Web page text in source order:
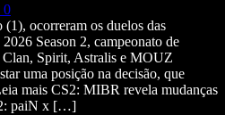
0
(1), ocorreram os duelos das
Season 2, campeonato de
Spirit, Astralis e MOUZ
uma posição na decisão, que
mais CS2: MIBR revela mudanças
paiN x […]